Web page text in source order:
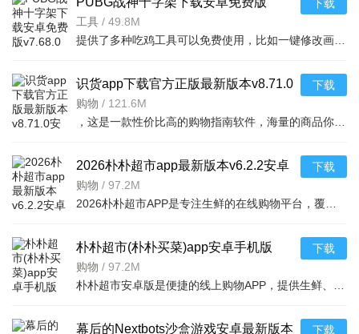
v7.68.0安卓免费版
工具 / 49.8M
下载
识货app下载官方正版最新版本v8.71.0
安卓版
购物 / 121.6M
下载
2026朴朴超市app最新版本v6.2.2安卓
最新版
购物 / 97.2M
下载
朴朴超市(朴朴买菜)app安卓手机版
v6.2.2安卓版
购物 / 97.2M
下载
幕后的Nextbots沙盒游戏安卓最新版本 下载